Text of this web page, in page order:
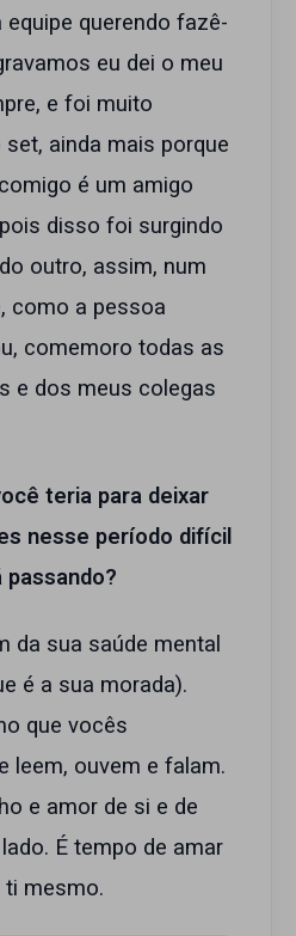
querendo fazê-
eu dei o meu
e foi muito
ainda mais porque
é um amigo
disso foi surgindo
outro, assim, num
como a pessoa
comemoro todas as
e dos meus colegas
teria para deixar
nesse período difícil
da sua saúde mental
é a sua morada).
que vocês
leem, ouvem e falam.
e amor de si e de
É tempo de amar
mesmo.